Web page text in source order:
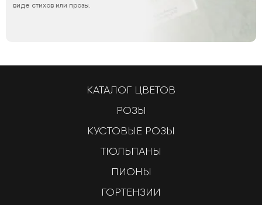
виде стихов или прозы.
КАТАЛОГ ЦВЕТОВ
РОЗЫ
КУСТОВЫЕ РОЗЫ
ТЮЛЬПАНЫ
ПИОНЫ
ГОРТЕНЗИИ